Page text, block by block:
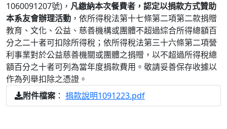
1060091207號)， 凡繳納本次餐費者，認定以捐款方式贊助
本系友會辦理活動 ，依所得稅法第十七條第二項第二款捐贈
教育、文化、公益、慈善機構或團體不超過綜合所得總額百
分之二十者可扣除所得稅；依所得稅法第三十六條第二項營
利事業對於公益慈善機關或團體之捐贈，以不超過所得稅總
額百分之十者可列為當年度捐款費用。敬請妥善保存收據以
作為列舉扣除之憑證。
附件檔案 ： 捐款說明1091223.pdf